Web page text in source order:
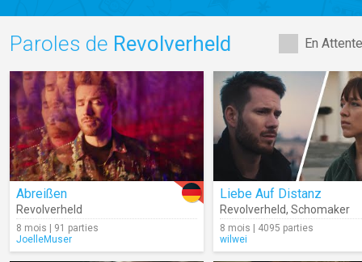
En
Paroles de Revolverheld
Abreißen
Revolverheld
8 mois | 91 parties
JoelleMuser
Liebe Auf Distanz
Revolverheld, Schomaker
8 mois | 4095 parties
wilwei